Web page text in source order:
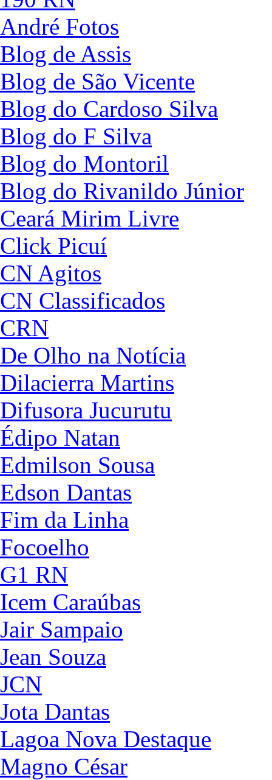
André Fotos
Blog de Assis
Blog de São Vicente
Blog do Cardoso Silva
Blog do F Silva
Blog do Montoril
Blog do Rivanildo Júnior
Ceará Mirim Livre
Click Picuí
CN Agitos
CN Classificados
CRN
De Olho na Notícia
Dilacierra Martins
Difusora Jucurutu
Édipo Natan
Edmilson Sousa
Edson Dantas
Fim da Linha
Focoelho
G1 RN
Icem Caraúbas
Jair Sampaio
Jean Souza
JCN
Jota Dantas
Lagoa Nova Destaque
Magno César